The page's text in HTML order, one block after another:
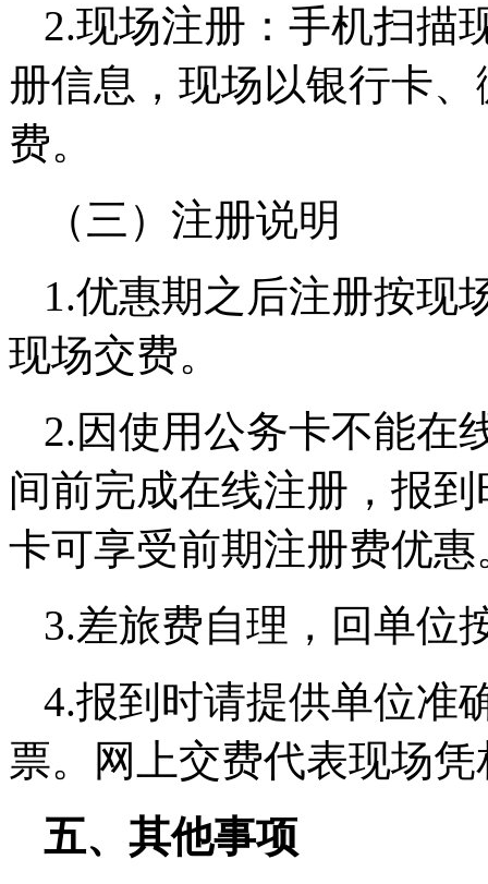
2.现场注册：手机扫描
册信息，现场以银行卡
费。
（三）注册说明
1.优惠期之后注册按现
现场交费。
2.因使用公务卡不能在
间前完成在线注册，报
卡可享受前期注册费优惠
3.差旅费自理，回单位
4.报到时请提供单位准
票。网上交费代表现场
五、其他事项